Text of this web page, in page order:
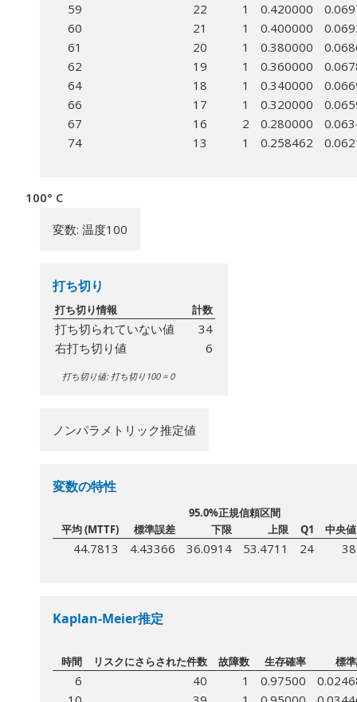
59
22 1 0.420000
60
21 1 0.400000
61
20 1 0.380000
62
19 1 0.360000
64
18 1 0.340000
66
17 1 0.320000
67
16 2 0.280000
74
13 1 0.258462
100° C
変数: 温度100
打ち切り
打ち切り情報 計数
打ち切られていない値
34
右打ち切り値
6
打ち切り値: 打ち切り100 = 0
ノンパラメトリック推定値
変数の特性
95.0%正規信頼区間
平均 (MTTF)
標準誤差 下限 上限 Q1 中央値
44.7813 4.43366 36.0914 53.4711 24 38
Kaplan-Meier推定
時間 リスクにさらされた件数 故障数 生存確率 標
6 40 1 0.97500